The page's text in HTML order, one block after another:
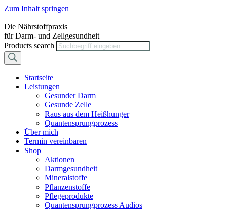
Zum Inhalt springen
Die Nährstoffpraxis
für Darm- und Zellgesundheit
Products search
Startseite
Leistungen
Gesunder Darm
Gesunde Zelle
Raus aus dem Heißhunger
Quantensprungprozess
Über mich
Termin vereinbaren
Shop
Aktionen
Darmgesundheit
Mineralstoffe
Pflanzenstoffe
Pflegeprodukte
Quantensprungprozess Audios